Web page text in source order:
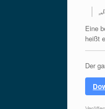
Eine
heißt
Der